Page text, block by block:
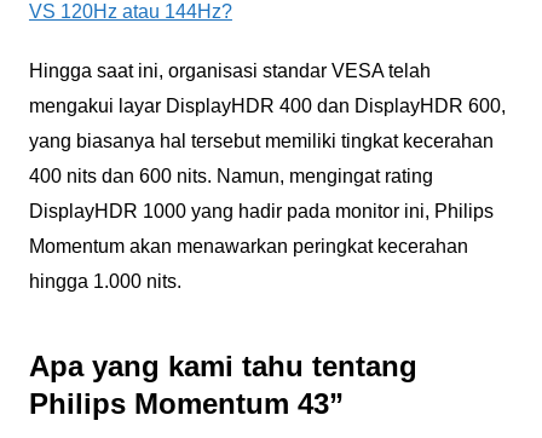
VS 120Hz atau 144Hz?
Hingga saat ini, organisasi standar VESA telah
mengakui layar DisplayHDR 400 dan DisplayHDR 600,
yang biasanya hal tersebut memiliki tingkat kecerahan
400 nits dan 600 nits. Namun, mengingat rating
DisplayHDR 1000 yang hadir pada monitor ini, Philips
Momentum akan menawarkan peringkat kecerahan
hingga 1.000 nits.
Apa yang kami tahu tentang
Philips Momentum 43”